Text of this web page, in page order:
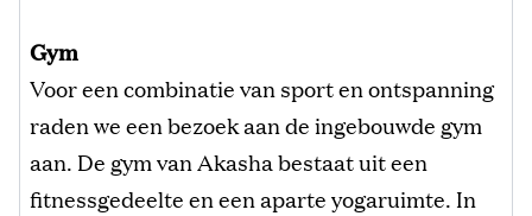
Gym
Voor een combinatie van sport en ontspanning
raden we een bezoek aan de ingebouwde gym
aan. De gym van Akasha bestaat uit een
fitnessgedeelte en een aparte yogaruimte. In